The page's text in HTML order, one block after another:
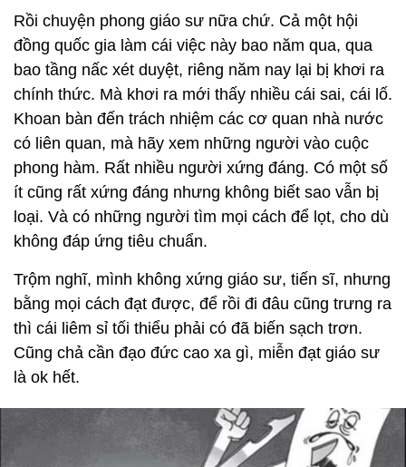
Rồi chuyện phong giáo sư nữa chứ. Cả một hội
đồng quốc gia làm cái việc này bao năm qua, qua
bao tầng nấc xét duyệt, riêng năm nay lại bị khơi ra
chính thức. Mà khơi ra mới thấy nhiều cái sai, cái lố.
Khoan bàn đến trách nhiệm các cơ quan nhà nước
có liên quan, mà hãy xem những người vào cuộc
phong hàm. Rất nhiều người xứng đáng. Có một số
ít cũng rất xứng đáng nhưng không biết sao vẫn bị
loại. Và có những người tìm mọi cách để lọt, cho dù
không đáp ứng tiêu chuẩn.
Trộm nghĩ, mình không xứng giáo sư, tiến sĩ, nhưng
bằng mọi cách đạt được, để rồi đi đâu cũng trưng ra
thì cái liêm sỉ tối thiểu phải có đã biến sạch trơn.
Cũng chả cần đạo đức cao xa gì, miễn đạt giáo sư
là ok hết.